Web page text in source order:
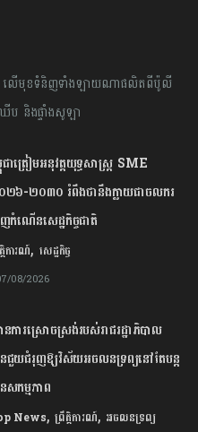
យ លើមុខទំនិញទាំងឡាយណាផលិតពីប៉ូលី
ប និងផ្ទាំងសូឡា
ជា​ត្រៀមអនុវត្ត​យុទ្ធសាស្ត្រ​ ​SME​
៦​-​២០៣០​ រំពឹងថានឹងក្លាយ​ជា​ចលករ​
កំណើន​សេដ្ឋកិច្ច​ជាតិ​
តិការណ៍, សេដ្ឋកិច្ច
08/2026
នការស្រោចស្រង់របស់រាជរដ្ឋាភិបាល​
ជួយ​ជំរុញឱ្យវិស័យ​អចលនទ្រព្យនៅតែបន្ត​
សកម្មភាព
News,ព្រឹត្តិការណ៍, អចលនទ្រព្យ